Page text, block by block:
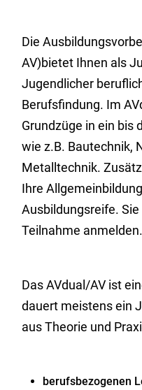
Die
AV)bietet Ihnen als
Jugendlicher
Berufsfindung. Im
Grundzüge in ein bis
wie z.B. Bautechnik,
Metalltechnik.
Ihre
Ausbildungsreife.
Teilnahme anmelden.
Das AVdual/AV ist
dauert meistens ein
aus Theorie und
berufsbezogenen